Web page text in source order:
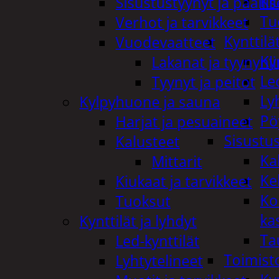
Verhot ja tarvikkeet
Vuodevaatteet
Lakanat ja
Tyynyt ja peitot
Kylpyhuone ja sauna
Harjat ja pesuaineet
Kalusteet
Mittarit
Kiukaat ja tarvikkeet
Tuoksut
Kynttilät ja lyhdyt
Led-kynttilät
Lyhtytelineet